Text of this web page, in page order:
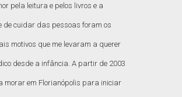
pela leitura e pelos livros e a
de cuidar das pessoas foram os
motivos que me levaram a querer
desde a infância. A partir de 2003
morar em Florianópolis para iniciar